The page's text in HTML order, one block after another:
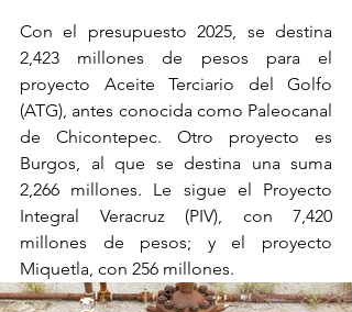
Con el presupuesto 2025, se destina
2,423 millones de pesos para el
proyecto Aceite Terciario del Golfo
(ATG), antes conocida como Paleocanal
de Chicontepec. Otro proyecto es
Burgos, al que se destina una suma
2,266 millones. Le sigue el Proyecto
Integral Veracruz (PIV), con 7,420
millones de pesos; y el proyecto
Miquetla, con 256 millones.